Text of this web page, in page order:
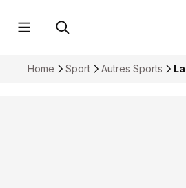
Home Sport Autres Sports